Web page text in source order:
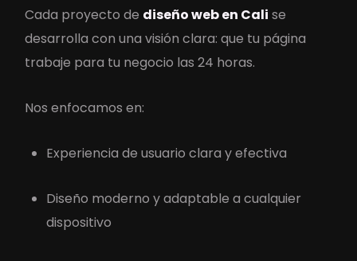
Cada proyecto de diseño web en Cali se
desarrolla con una visión clara: que tu página
trabaje para tu negocio las 24 horas.
Nos enfocamos en:
Experiencia de usuario clara y efectiva
Diseño moderno y adaptable a cualquier
dispositivo